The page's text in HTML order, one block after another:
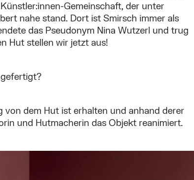
Gemeinschaft, der unter
nahe stand. Dort ist Smirsch immer als
das Pseudonym Nina Wutzerl und trug
Hut stellen wir jetzt aus!
von dem Hut ist erhalten und anhand derer
und Hutmacherin das Objekt reanimiert.